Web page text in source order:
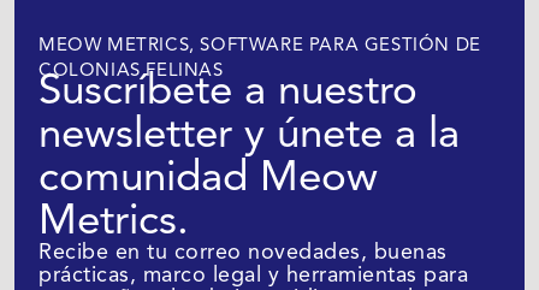
MEOW METRICS, SOFTWARE PARA GESTIÓN DE
COLONIAS FELINAS
Suscríbete a nuestro
newsletter y únete a la
comunidad Meow
Metrics.
Recibe en tu correo novedades, buenas
prácticas, marco legal y herramientas para